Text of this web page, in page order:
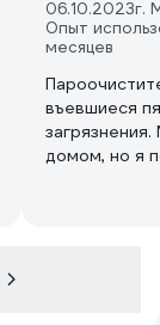
06.10.2023г.
Опыт
месяцев
въевшиеся
домом, но я